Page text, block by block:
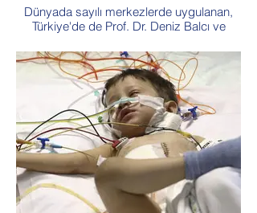
Dünyada sayılı merkezlerde uygulanan,
Türkiye'de de Prof. Dr. Deniz Balcı ve
aşamalı ameliyat tekniği...